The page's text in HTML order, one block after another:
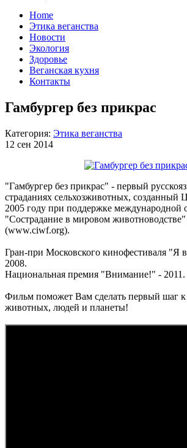
Home
Этика веганства
Новости
Экология
Здоровье
Веганская кухня
Контакты
Гамбургер без прикрас
Категория: Этика веганства
12 сен 2014
"Гамбургер без прикрас" - первый
страданиях сельхозживотных,
2005 году при поддержке международной
"Сострадание в мировом
(www.ciwf.org).
Гран-при Московского кинофестиваля "Я
2008.
Национальная премия "Внимание!" - 2011.
Фильм поможет Вам сделать первый шаг
животных, людей и планеты!